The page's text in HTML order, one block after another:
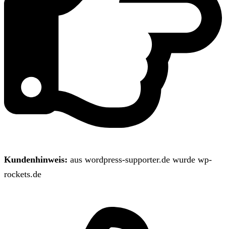
Kundenhinweis: aus wordpress-supporter.de wurde wp-
rockets.de